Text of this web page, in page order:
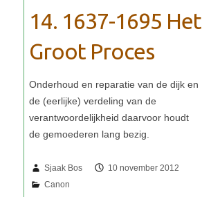
14. 1637-1695 Het
Groot Proces
Sjaak Bos 10 november 2012